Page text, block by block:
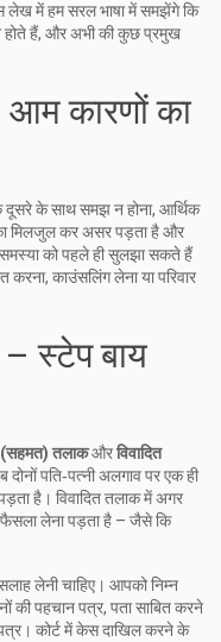
लेख में हम सरल भाषा में समझेंगे कि
होते हैं, और अभी की कुछ प्रमुख
आम कारणों का
के साथ समझ न होना, आर्थिक
मिलजुल कर असर पड़ता है और
को पहले ही सुलझा सकते हैं
काउंसलिंग लेना या परिवार
– स्टेप बाय
(सहमत) तलाकऔरविवादित
पति‑पत्नी अलगाव पर एक ही
है। विवादित तलाक में अगर
फैसला लेना पड़ता है – जैसे कि
लेनी चाहिए। आपको निम्न
की पहचान पत्र, पता साबित करने
कोर्ट में केस दाखिल करने के